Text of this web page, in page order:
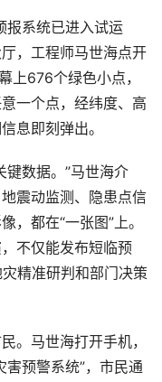
报系统已进入试运
，工程师马世海点开
上676个绿色小点，
一个点，经纬度、高
息即刻弹出。
键数据。”马世海介
震动监测、隐患点信
，都在“一张图”上。
不仅能发布短临预
精准研判和部门决策
。马世海打开手机，
害预警系统”，市民通